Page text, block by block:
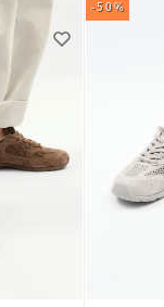
-50%